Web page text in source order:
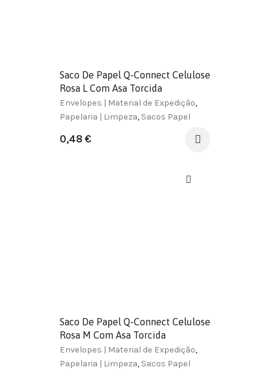
Saco De Papel Q-Connect Celulose
Rosa L Com Asa Torcida
320X400X14 Mm
Envelopes | Material de Expedição,
Papelaria | Limpeza, Sacos Papel
0,48 €
Saco De Papel Q-Connect Celulose
Rosa M Com Asa Torcida
270X370X12 Mm
Envelopes | Material de Expedição,
Papelaria | Limpeza, Sacos Papel